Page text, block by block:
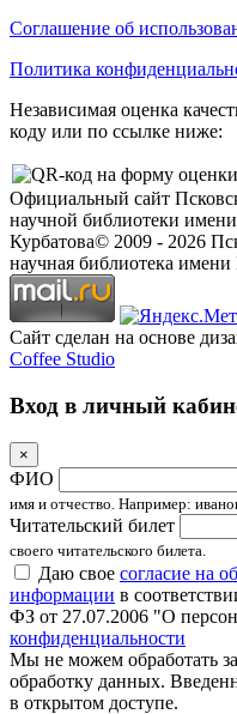
Соглашение об
Политика
Независимая оценка
коду или по ссылке ниже:
Официальный сайт
научной библиотеки
Курбатова© 2009 - 2026
научная библиотека
Сайт сделан на основе
Coffee Studio
Вход в личный
×
ФИО
имя и отчество. Например:
Читательский билет
своего читательского билета.
Даю свое согласие на
информации в
ФЗ от 27.07.2006 "О
конфиденциальности
Мы не можем обработать
обработку данных.
в открытом доступе.